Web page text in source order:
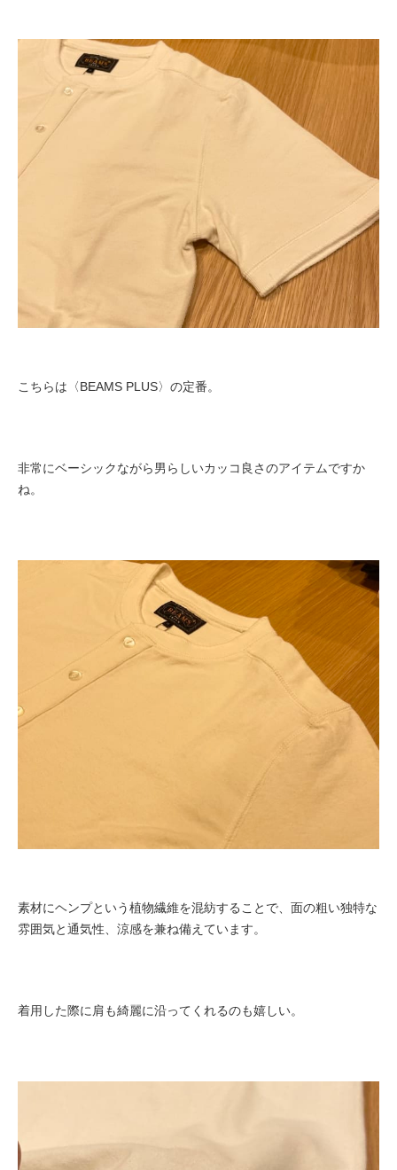
こちらは〈BEAMS PLUS〉の定番。
非常にベーシックながら男らしいカッコ良さのアイテムですか
ね。
素材にヘンプという植物繊維を混紡することで、面の粗い独特な
雰囲気と通気性、涼感を兼ね備えています。
着用した際に肩も綺麗に沿ってくれるのも嬉しい。